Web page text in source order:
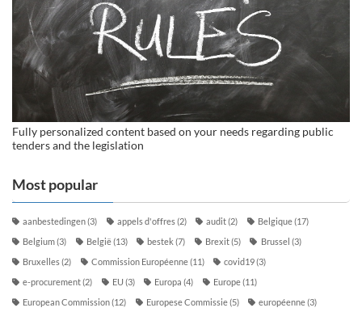
Fully personalized content based on your needs regarding public
tenders and the legislation
Most popular
aanbestedingen(3) appels d'offres(2) audit(2) Belgique(17)
Belgium(3) België(13) bestek (7) Brexit(5) Brussel (3)
Bruxelles(2) Commission Européenne(11) covid19(3)
e-procurement(2) EU(3) Europa (4) Europe(11)
European Commission(12) Europese Commissie(5) européenne(3)